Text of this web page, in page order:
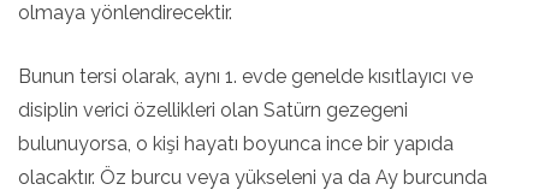
olmaya yönlendirecektir.
Bunun tersi olarak, aynı 1. evde genelde kısıtlayıcı ve
disiplin verici özellikleri olan Satürn gezegeni
bulunuyorsa, o kişi hayatı boyunca ince bir yapıda
olacaktır. Öz burcu veya yükseleni ya da Ay burcunda